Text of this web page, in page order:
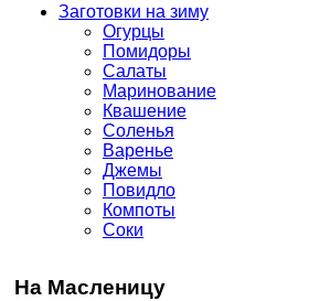
Заготовки на зиму
Огурцы
Помидоры
Салаты
Маринование
Квашение
Соленья
Варенье
Джемы
Повидло
Компоты
Соки
На Масленицу